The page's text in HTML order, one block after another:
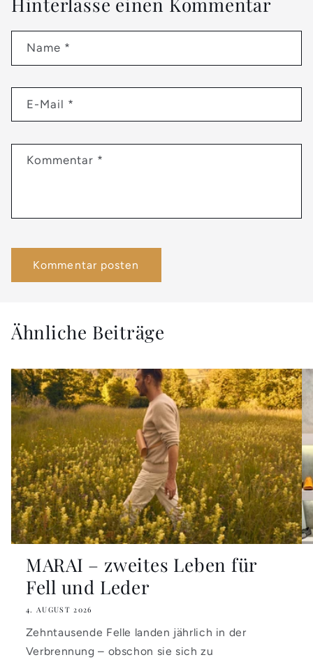
Name *
E-Mail *
Kommentar *
Ähnliche Beiträge
MARAI – zweites Leben für
Fell und Leder
4. AUGUST 2026
Zehntausende Felle landen jährlich in der
Verbrennung – obschon sie sich zu